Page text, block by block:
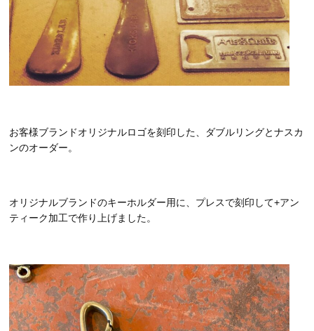
お客様ブランドオリジナルロゴを刻印した、ダブルリングとナスカ
ンのオーダー。
オリジナルブランドのキーホルダー用に、プレスで刻印して+アン
ティーク加工で作り上げました。